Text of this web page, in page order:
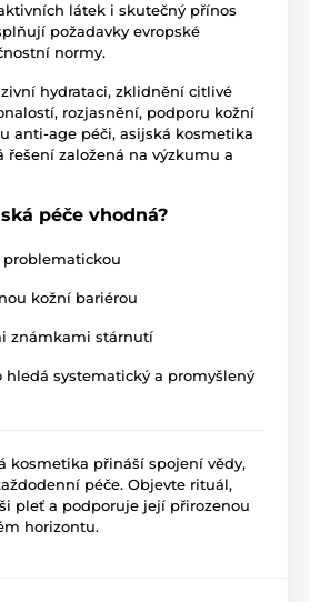
látek i skutečný přínos
požadavky evropské
normy.
hydrataci, zklidnění citlivé
rozjasnění, podporu kožní
anti-age péči, asijská kosmetika
řešení založená na výzkumu a
péče vhodná?
kožní bariérou
známkami stárnutí
hledá systematický a promyšlený
kosmetika přináší spojení vědy,
péče. Objevte rituál,
pleť a podporuje její přirozenou
horizontu.